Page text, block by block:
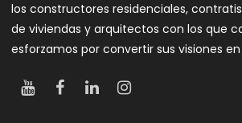
los constructores residenciales,
de viviendas y arquitectos con los que
esforzamos por convertir sus visiones